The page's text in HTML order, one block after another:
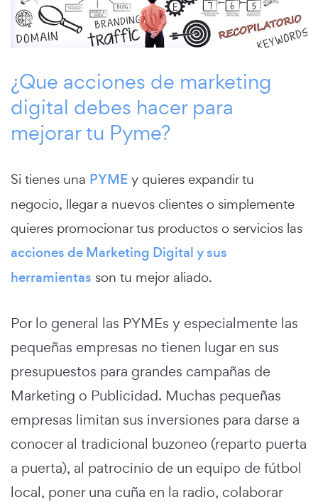
¿Que acciones de marketing
digital debes hacer para
mejorar tu Pyme?
Si tienes una PYME y quieres expandir tu
negocio, llegar a nuevos clientes o simplemente
quieres promocionar tus productos o servicios las
acciones de Marketing Digital y sus
herramientas son tu mejor aliado.
Por lo general las PYMEs y especialmente las
pequeñas empresas no tienen lugar en sus
presupuestos para grandes campañas de
Marketing o Publicidad. Muchas pequeñas
empresas limitan sus inversiones para darse a
conocer al tradicional buzoneo (reparto puerta
a puerta), al patrocinio de un equipo de fútbol
local, poner una cuña en la radio, colaborar